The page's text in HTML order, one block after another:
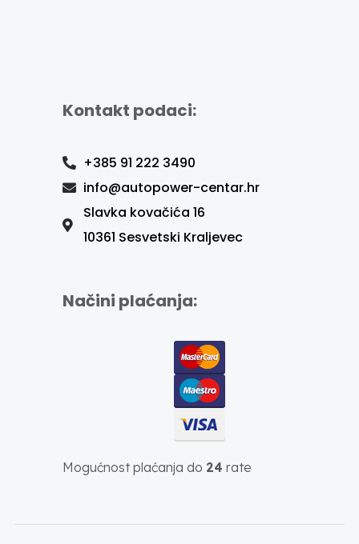
Kontakt podaci:
+385 91 222 3490
info@autopower-centar.hr
Slavka kovačića 16
10361 Sesvetski Kraljevec
Načini plaćanja:
Mogućnost plaćanja do 24 rate